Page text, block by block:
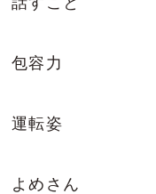
、お会いするとエネ
だったのでお邪魔し
でリピーターになり
包容力
運転姿
よめさん